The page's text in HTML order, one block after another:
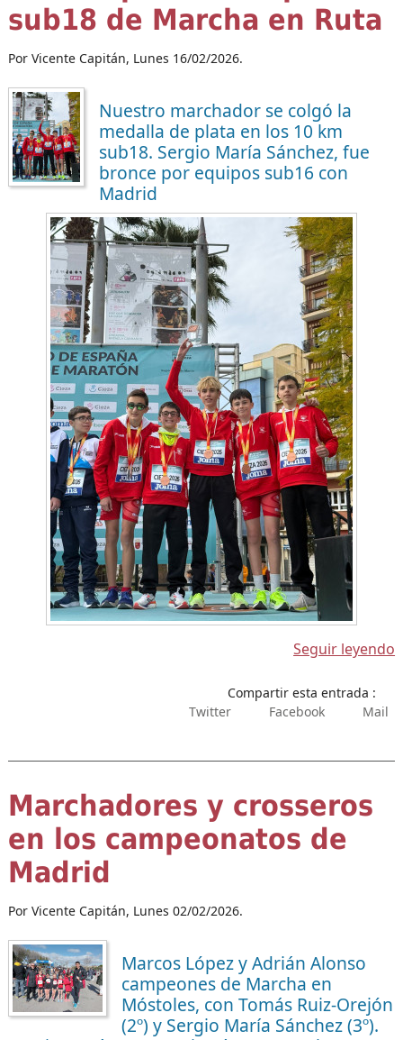
sub18 de Marcha en Ruta
Por Vicente Capitán, Lunes 16/02/2026.
Nuestro marchador se colgó la
medalla de plata en los 10 km
sub18. Sergio María Sánchez, fue
bronce por equipos sub16 con
Madrid
Seguir leyendo
Compartir esta entrada :
Twitter
Facebook Mail
Marchadores y crosseros
en los campeonatos de
Madrid
Por Vicente Capitán, Lunes 02/02/2026.
Marcos López y Adrián Alonso
campeones de Marcha en
Móstoles, con Tomás Ruiz-Orejón
(2º) y Sergio María Sánchez (3º).